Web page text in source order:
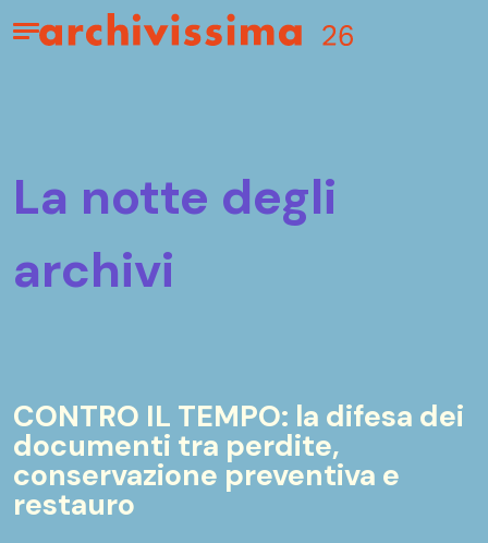
Home page
Apri il menu
la notte degli
archivi
CONTRO IL TEMPO: la difesa dei
documenti tra perdite,
conservazione preventiva e
restauro